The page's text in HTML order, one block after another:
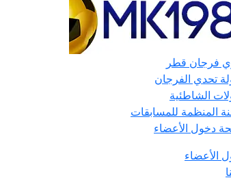
فرجان قطر
تحدي الفرجان
الشاطئية
المنظمة للمسابقات
دخول الأعضاء
الأعضاء